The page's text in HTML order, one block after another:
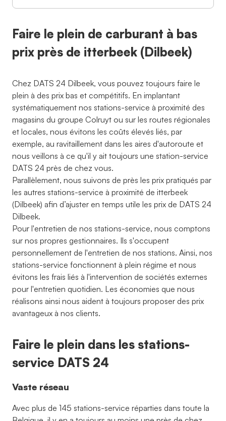
Faire le plein de carburant à bas
prix près de itterbeek (Dilbeek)
Chez DATS 24 Dilbeek, vous pouvez toujours faire le
plein à des prix bas et compétitifs. En implantant
systématiquement nos stations-service à proximité des
magasins du groupe Colruyt ou sur les routes régionales
et locales, nous évitons les coûts élevés liés, par
exemple, au ravitaillement dans les aires d'autoroute et
nous veillons à ce qu'il y ait toujours une station-service
DATS 24 près de chez vous.
Parallèlement, nous suivons de près les prix pratiqués par
les autres stations-service à proximité de itterbeek
(Dilbeek) afin d’ajuster en temps utile les prix de DATS 24
Dilbeek.
Pour l'entretien de nos stations-service, nous comptons
sur nos propres gestionnaires. Ils s'occupent
personnellement de l'entretien de nos stations. Ainsi, nos
stations-service fonctionnent à plein régime et nous
évitons les frais liés à l'intervention de sociétés externes
pour l'entretien quotidien. Les économies que nous
réalisons ainsi nous aident à toujours proposer des prix
avantageux à nos clients.
Faire le plein dans les stations-
service DATS 24
Vaste réseau
Avec plus de 145 stations-service réparties dans toute la